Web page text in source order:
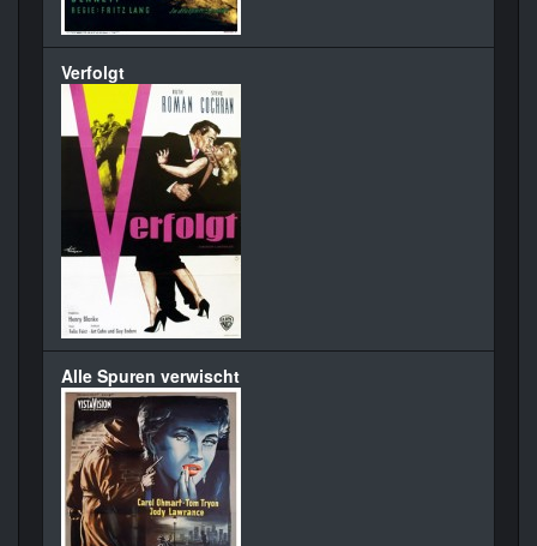
Verfolgt
Alle Spuren verwischt